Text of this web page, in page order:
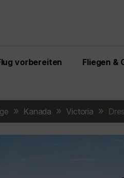
vorbereiten Fliegen &
Kanada Victoria